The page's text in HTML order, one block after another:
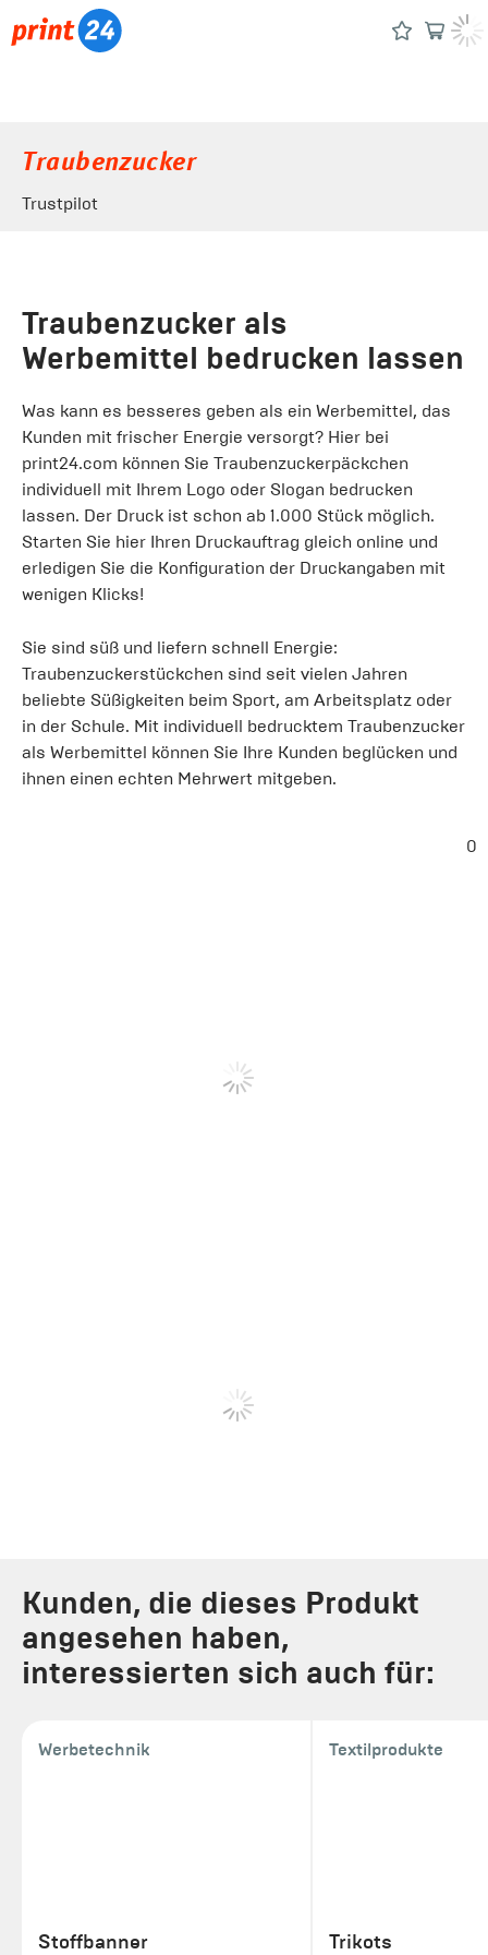
Traubenzucker
Trustpilot
Traubenzucker als
Werbemittel bedrucken lassen
Was kann es besseres geben als ein Werbemittel, das
Kunden mit frischer Energie versorgt? Hier bei
print24.com können Sie Traubenzuckerpäckchen
individuell mit Ihrem Logo oder Slogan bedrucken
lassen. Der Druck ist schon ab 1.000 Stück möglich.
Starten Sie hier Ihren Druckauftrag gleich online und
erledigen Sie die Konfiguration der Druckangaben mit
wenigen Klicks!
Sie sind süß und liefern schnell Energie:
Traubenzuckerstückchen sind seit vielen Jahren
beliebte Süßigkeiten beim Sport, am Arbeitsplatz oder
in der Schule. Mit individuell bedrucktem Traubenzucker
als Werbemittel können Sie Ihre Kunden beglücken und
ihnen einen echten Mehrwert mitgeben.
0
Kunden, die dieses Produkt
angesehen haben,
interessierten sich auch für:
Werbetechnik
Stoffbanner
Textilprodukte
Trikots